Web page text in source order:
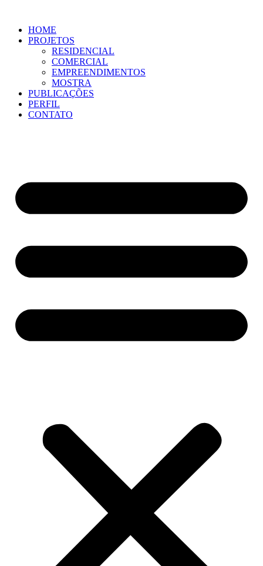
conteúdo
HOME
PROJETOS
RESIDENCIAL
COMERCIAL
EMPREENDIMENTOS
MOSTRA
PUBLICAÇÕES
PERFIL
CONTATO